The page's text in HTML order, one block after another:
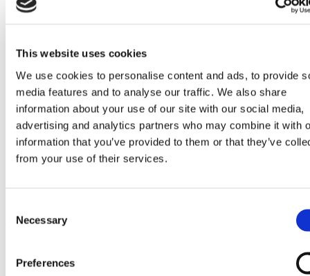
This website uses cookies
We use cookies to personalise content and ads, to provide
media features and to analyse our traffic. We also share
information about your use of our site with our social media,
advertising and analytics partners who may combine it with
information that you’ve provided to them or that they’ve
from your use of their services.
Selection
Necessary
Preferences
GEA MIone
Stal benodigdheden
Go to Stal benodigdheden
Koeborstel
Ambic onderdelen
Minimelkers
stalartikelen
Skelex
Home
Ga naar het einde van de afbeeldingen-gallerij